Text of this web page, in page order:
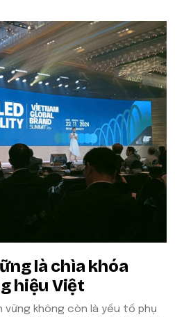
là chìa khóa
hiệu Việt
không còn là yếu tố phụ